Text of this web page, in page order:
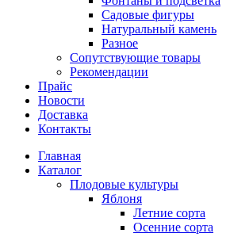
Садовые фигуры
Натуральный камень
Разное
Сопутствующие товары
Рекомендации
Прайс
Новости
Доставка
Контакты
Главная
Каталог
Плодовые культуры
Яблоня
Летние сорта
Осенние сорта